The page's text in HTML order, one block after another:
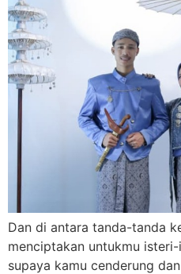
Dan di antara tanda-tanda
menciptakan untukmu
supaya kamu cenderung